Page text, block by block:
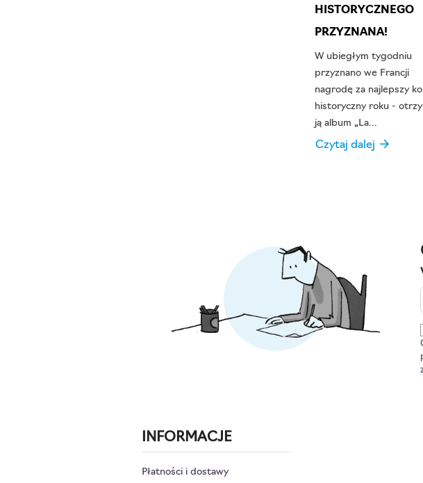
HISTORYCZNEGO
PRZYZNANA!
W ubiegłym tygodniu
przyznano we Francji
nagrodę za najlepszy
historyczny roku -
ją album „La...
Czytaj dalej →
INFORMACJE
Płatności i dostawy